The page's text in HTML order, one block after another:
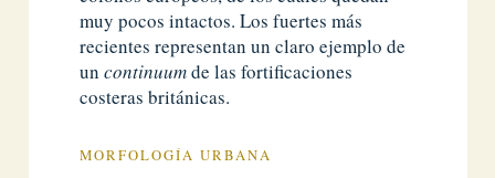
muy pocos intactos. Los fuertes más
recientes representan un claro ejemplo de
uncontinuumde las fortificaciones
costeras británicas.
MORFOLOGÍA URBANA